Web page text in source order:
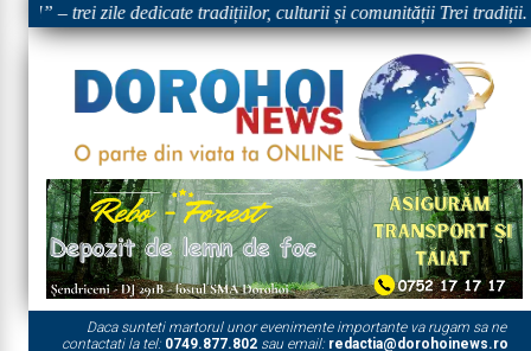
– trei zile dedicate tradițiilor, culturii și comunității Trei tradiții.
Daca sunteti martorul unor evenimente importante va rugam sa ne
contactati la tel: 0749.877.802sau email: redactia@dorohoinews.ro